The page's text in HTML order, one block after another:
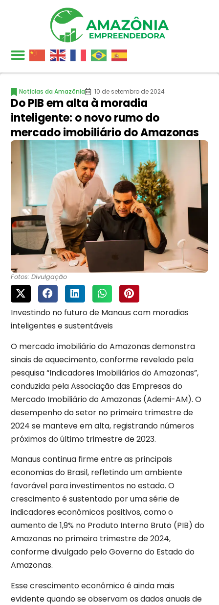
Notícias da Amazônia 10 de setembro de 2024
Do PIB em alta à moradia
inteligente: o novo rumo do
mercado imobiliário do Amazonas
Fotos: Divulgação
Investindo no futuro de Manaus com moradias
inteligentes e sustentáveis
O mercado imobiliário do Amazonas demonstra
sinais de aquecimento, conforme revelado pela
pesquisa “Indicadores Imobiliários do Amazonas”,
conduzida pela Associação das Empresas do
Mercado Imobiliário do Amazonas (Ademi-AM). O
desempenho do setor no primeiro trimestre de
2024 se manteve em alta, registrando números
próximos do último trimestre de 2023.
Manaus continua firme entre as principais
economias do Brasil, refletindo um ambiente
favorável para investimentos no estado. O
crescimento é sustentado por uma série de
indicadores econômicos positivos, como o
aumento de 1,9% no Produto Interno Bruto (PIB) do
Amazonas no primeiro trimestre de 2024,
conforme divulgado pelo Governo do Estado do
Amazonas.
Esse crescimento econômico é ainda mais
evidente quando se observam os dados anuais de